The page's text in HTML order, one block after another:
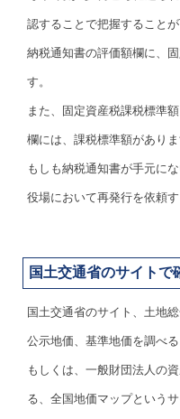
認することで把握することが
納税通知書の評価額欄に、
す。
また、固定資産税課税標準
欄には、課税標準額がありま
もしも納税通知書が手元に
役場において再発行を依頼す
国土交通省のサイトで
国土交通省のサイト、土地
公示地価、基準地価を調べる
もしくは、一般財団法人の
る、全国地価マップという